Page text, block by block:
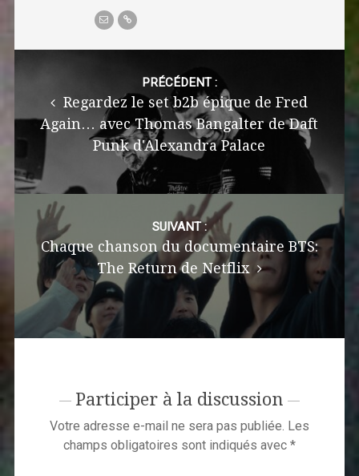
PRÉCÉDENT :
Regardez le set b2b épique de Fred
Again… avec Thomas Bangalter de Daft
Punk d'Alexandra Palace
SUIVANT :
Chaque chanson du documentaire BTS:
The Return de Netflix
Participer à la discussion
Votre adresse e-mail ne sera pas publiée. Les
champs obligatoires sont indiqués avec *